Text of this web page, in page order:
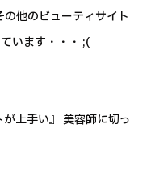
他のビューティサイト
います・・・ ;(
上手い』 美容師に切っ